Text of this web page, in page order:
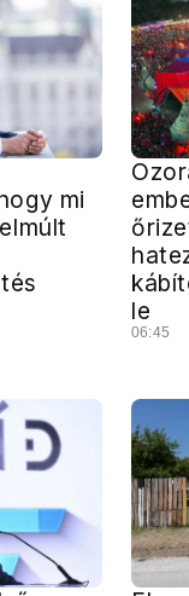
mi
le
06:45